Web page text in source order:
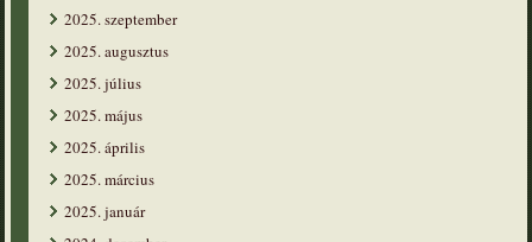
2025. szeptember
2025. augusztus
2025. július
2025. május
2025. április
2025. március
2025. január